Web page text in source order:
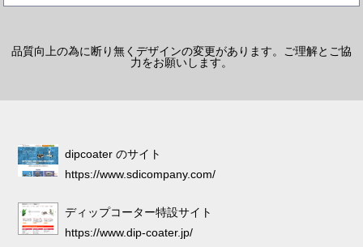
品質向上の為に断り無くデザインの変更があります。ご理解とご協
力をお願いします。
dipcoater のサイト
https://www.sdicompany.com/
ディップコーター特設サイト
https://www.dip-coater.jp/